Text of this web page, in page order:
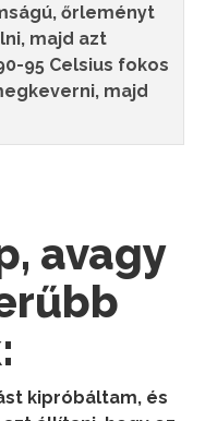
őrleményt
majd azt
95 Celsius fokos
majd
avagy
kipróbáltam, és